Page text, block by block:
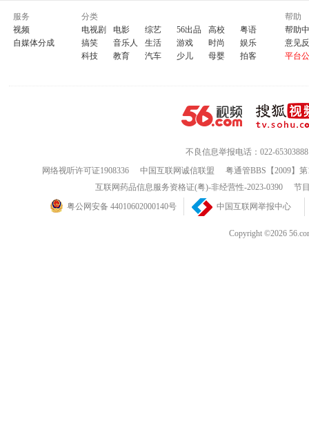
服务
视频
自媒体分成
分类
电视剧
电影 综艺 56出品 高校
粤语
搞笑
音乐人 生活 游戏 时尚
娱乐
科技
教育 汽车 少儿 母婴 拍客
帮助
帮助
意见
平台
不良信息举报电话：022-65303888
网络视听许可证1908336
中国互联网诚信联盟
粤通管BBS【2009】
互联网药品信息服务资格证(粤)-非经营性-2023-0390
节
粤公网安备 44010602000140号
中国互联网举报中心
Copyright ©2026